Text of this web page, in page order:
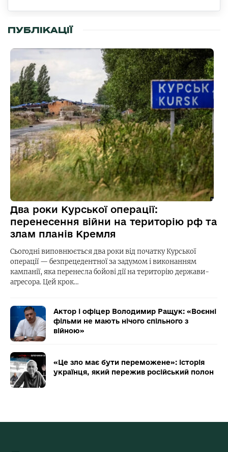
ПУБЛІКАЦІЇ
Два роки Курської операції:
перенесення війни на територію рф та
злам планів Кремля
Сьогодні виповнюється два роки від початку Курської
операції — безпрецедентної за задумом і виконанням
кампанії, яка перенесла бойові дії на територію держави-
агресора. Цей крок…
Актор і офіцер Володимир Ращук: «Воєнні
фільми не мають нічого спільного з
війною»
«Це зло має бути переможене»: історія
українця, який пережив російський полон